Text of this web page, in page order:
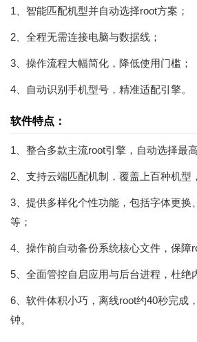
1、智能匹配机型并自动选择root方案；
2、全程无需连接电脑与数据线；
3、操作流程大幅简化，降低使用门槛；
4、自动识别手机型号，精准适配引擎。
软件特点：
1、整合多款主流root引擎，自动选择最
2、支持云端匹配机制，覆盖上百种机型
3、提供多样化个性功能，包括字体更换、
等；
4、操作前自动备份系统核心文件，保障
5、全面管控自启应用与后台进程，杜绝
6、软件体积小巧，离线root约40秒完成
钟。